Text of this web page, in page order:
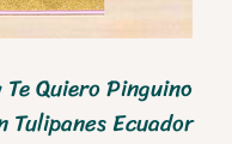
Quiero Pinguino
Tulipanes Ecuador